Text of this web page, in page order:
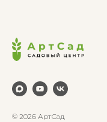
© 2026 АртСад